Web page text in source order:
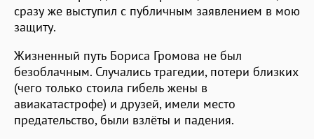
сразу же выступил с публичным заявлением в мою
защиту.
Жизненный путь Бориса Громова не был
безоблачным. Случались трагедии, потери близких
(чего только стоила гибель жены в
авиакатастрофе) и друзей, имели место
предательство, были взлёты и падения.